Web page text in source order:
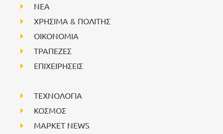
NEA
ΧΡΗΣΙΜΑ & ΠΟΛΙΤΗΣ
ΟΙΚΟΝΟΜΙΑ
ΤΡΑΠΕΖΕΣ
ΕΠΙΧΕΙΡΗΣΕΙΣ
ΤΕΧΝΟΛΟΓΙΑ
ΚΟΣΜΟΣ
ΜΑΡΚΕΤ NEWS